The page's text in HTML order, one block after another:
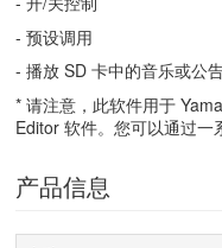
- 预设调用
- 播放 SD 卡中的音乐或公
* 请注意，此软件用于
Editor 软件。您可以通过一
产品信息